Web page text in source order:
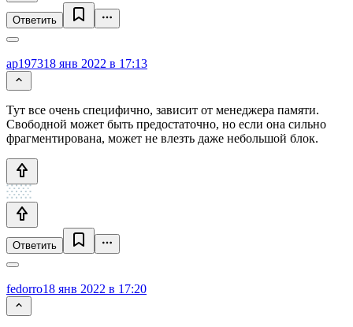
Ответить
ap197318 янв 2022 в 17:13
Тут все очень специфично, зависит от менеджера памяти.
Свободной может быть предостаточно, но если она сильно
фрагментирована, может не влезть даже небольшой блок.
Ответить
fedorro18 янв 2022 в 17:20